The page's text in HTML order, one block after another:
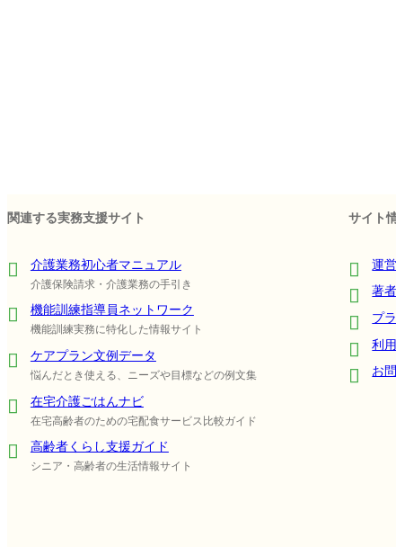
関連する実務支援サイト
介護業務初心者マニュアル
介護保険請求・介護業務の手引き
機能訓練指導員ネットワーク
機能訓練実務に特化した情報サイト
ケアプラン文例データ
悩んだとき使える、ニーズや目標などの例文集
在宅介護ごはんナビ
在宅高齢者のための宅配食サービス比較ガイド
高齢者くらし支援ガイド
シニア・高齢者の生活情報サイト
サイト
運
著
プ
利
お